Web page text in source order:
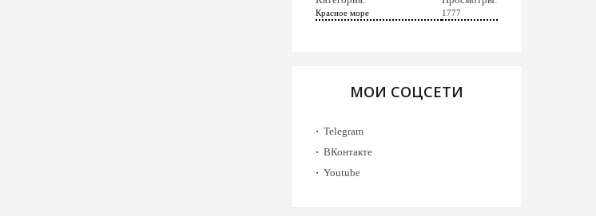
Красное море 1777
МОИ СОЦСЕТИ
Telegram
ВКонтакте
Youtube